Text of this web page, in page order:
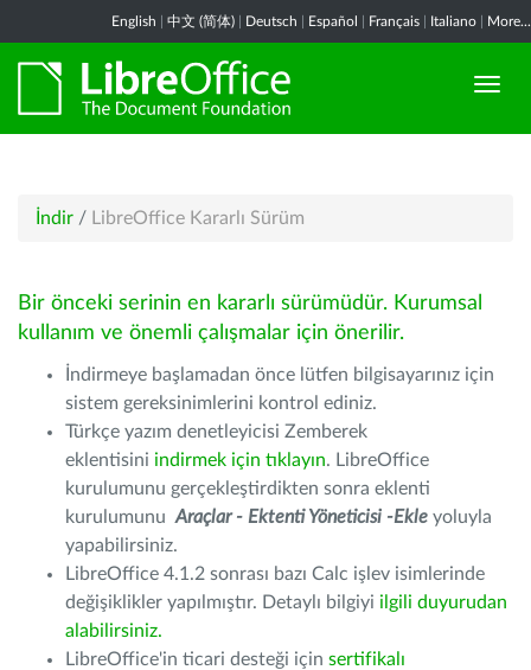
English 中文 (简体) Deutsch Español Français Italiano More...
İndir / LibreOffice Kararlı Sürüm
Bir önceki serinin en kararlı sürümüdür. Kurumsal
kullanım ve önemli çalışmalar için önerilir.
İndirmeye başlamadan önce lütfen bilgisayarınız için
sistem gereksinimlerini kontrol ediniz.
Türkçe yazım denetleyicisi Zemberek
eklentisini indirmek için tıklayın. LibreOffice
kurulumunu gerçekleştirdikten sonra eklenti
kurulumunu Araçlar - Ektenti Yöneticisi -Ekle yoluyla
yapabilirsiniz.
LibreOffice 4.1.2 sonrası bazı Calc işlev isimlerinde
değişiklikler yapılmıştır. Detaylı bilgiyi ilgili duyurudan
alabilirsiniz.
LibreOffice'in ticari desteği için sertifikalı